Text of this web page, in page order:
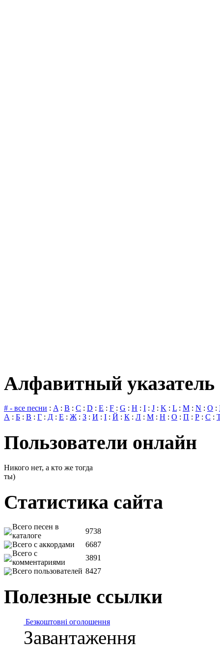
Алфавитный указатель
# - все песни : A: B : C : D : E : F : G : H : I : J : K : L : M : N : O :
А : Б : В : Г : Д : Е : Ж: З : И : І : Й : К : Л : М : Н : О : П : Р : С :
Пользователи онлайн
Никого нет, а кто же тогда
ты)
Статистика сайта
Всего песен в
каталоге
9738
Всего с аккордами
6687
Всего с
комментариями
3891
Всего пользователей 8427
Полезные ссылки
Безкоштовні оголошення
Завантаження